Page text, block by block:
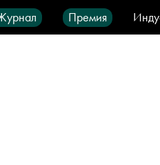
Премия
Город IT-продукты